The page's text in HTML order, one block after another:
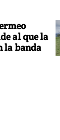
al que la
la banda